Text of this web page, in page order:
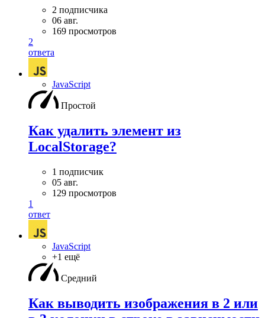
2 подписчика
06 авг.
169 просмотров
2
ответа
JavaScript
Простой
Как удалить элемент из
LocalStorage?
1 подписчик
05 авг.
129 просмотров
1
ответ
JavaScript
+1 ещё
Средний
Как выводить изображения в 2 или